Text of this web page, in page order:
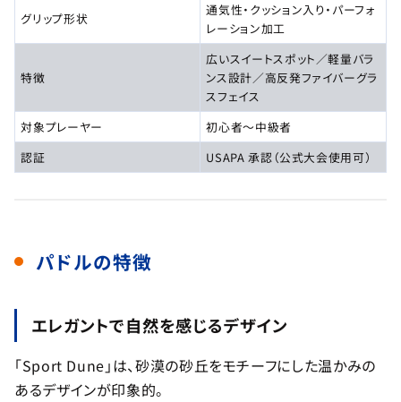
グリップ形状
通気性・クッション入り・パーフォ
レーション加工
特徴
広いスイートスポット／軽量バラ
ンス設計／高反発ファイバーグラ
スフェイス
対象プレーヤー
初心者〜中級者
認証
USAPA 承認（公式大会使用可）
パドルの特徴
エレガントで自然を感じるデザイン
「Sport Dune」は、砂漠の砂丘をモチーフにした温かみの
あるデザインが印象的。